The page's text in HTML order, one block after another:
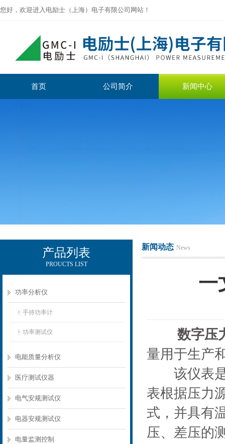
您好，欢迎进入电励士（上海）电子有限公司网站！
首页 公司简介 新闻中心
产品列表
PROUCTS LIST
功率分析仪
手持功率计
功率测试仪
电能质量分析仪
医疗测试仪器
电气安规测试仪
电器安规测试仪
电量监测控制
新闻动态 News
一
数字压
量用于生产
该仪表是
表根据压力
式，并具有
压、差压的